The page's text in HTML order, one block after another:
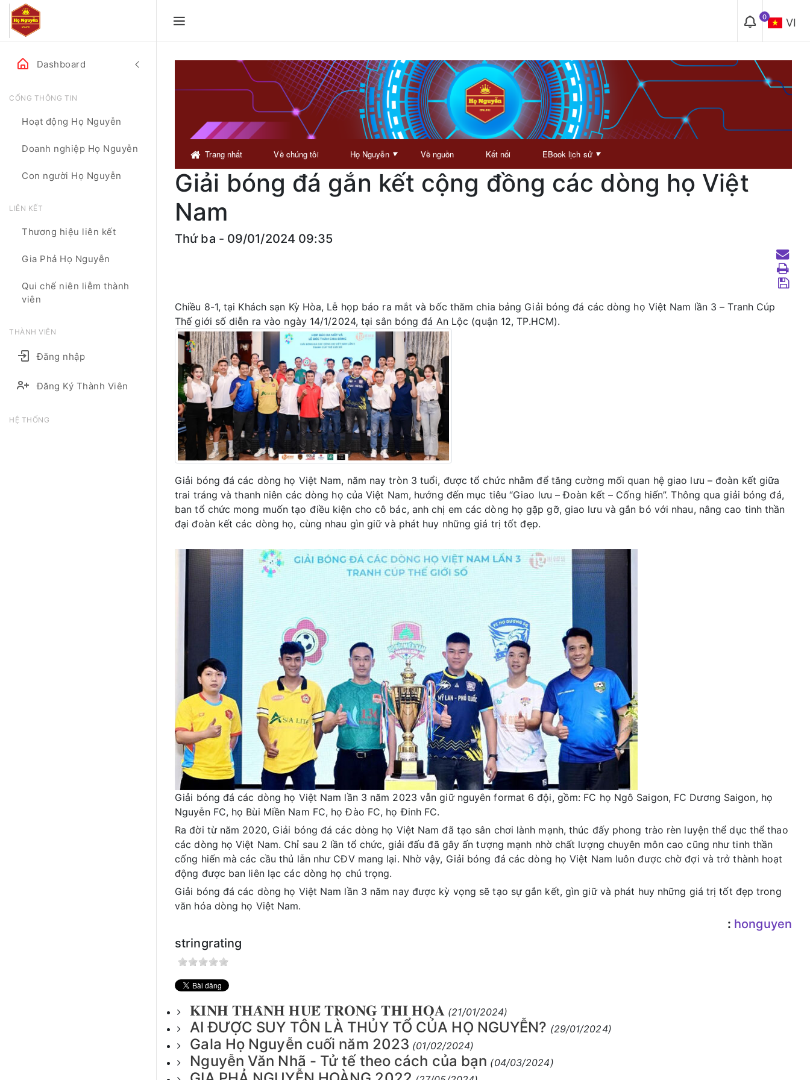
Dashboard
CỔNG THÔNG TIN
Hoạt động Họ Nguyễn
Doanh nghiệp Họ Nguyễn
Con người Họ Nguyễn
LIÊN KẾT
Thương hiệu liên kết
Gia Phả Họ Nguyễn
Qui chế niên liễm thành
viên
THÀNH VIÊN
Đăng nhập
Đăng Ký Thành Viên
HỆ THỐNG
0 VI
Trang nhất Về chúng tôi Họ Nguyễn ▼ Về nguồn Kết nối EBook lịch sử ▼
Giải bóng đá gắn kết cộng đồng các dòng họ Việt
Nam
Thứ ba - 09/01/2024 09:35
Chiều 8-1, tại Khách sạn Kỳ Hòa, Lễ họp báo ra mắt và bốc thăm chia bảng Giải bóng đá các dòng họ Việt Nam lần 3 – Tranh Cúp
Thế giới số diễn ra vào ngày 14/1/2024, tại sân bóng đá An Lộc (quận 12, TP.HCM).
Giải bóng đá các dòng họ Việt Nam, năm nay tròn 3 tuổi, được tổ chức nhằm để tăng cường mối quan hệ giao lưu – đoàn kết giữa
trai tráng và thanh niên các dòng họ của Việt Nam, hướng đến mục tiêu “Giao lưu – Đoàn kết – Cống hiến”. Thông qua giải bóng đá,
ban tổ chức mong muốn tạo điều kiện cho cô bác, anh chị em các dòng họ gặp gỡ, giao lưu và gắn bó với nhau, nâng cao tinh thần
đại đoàn kết các dòng họ, cùng nhau gìn giữ và phát huy những giá trị tốt đẹp.
Giải bóng đá các dòng họ Việt Nam lần 3 năm 2023 vẫn giữ nguyên format 6 đội, gồm: FC họ Ngô Saigon, FC Dương Saigon, họ
Nguyễn FC, họ Bùi Miền Nam FC, họ Đào FC, họ Đinh FC.
Ra đời từ năm 2020, Giải bóng đá các dòng họ Việt Nam đã tạo sân chơi lành mạnh, thúc đấy phong trào rèn luyện thể dục thể thao
các dòng họ Việt Nam. Chỉ sau 2 lần tổ chức, giải đấu đã gây ấn tượng mạnh nhờ chất lượng chuyên môn cao cũng như tinh thần
cống hiến mà các cầu thủ lẫn như CĐV mang lại. Nhờ vậy, Giải bóng đá các dòng họ Việt Nam luôn được chờ đợi và trở thành hoạt
động được ban liên lạc các dòng họ chú trọng.
Giải bóng đá các dòng họ Việt Nam lần 3 năm nay được kỳ vọng sẽ tạo sự gắn kết, gìn giữ và phát huy những giá trị tốt đẹp trong
văn hóa dòng họ Việt Nam.
: honguyen
stringrating
𝐊𝐈𝐍𝐇 𝐓𝐇𝐀̀𝐍𝐇 𝐇𝐔𝐄̂́ 𝐓𝐑𝐎𝐍𝐆 𝐓𝐇𝐈 𝐇𝐎̣𝐀 (21/01/2024)
AI ĐƯỢC SUY TÔN LÀ THỦY TỔ CỦA HỌ NGUYỄN? (29/01/2024)
Gala Họ Nguyễn cuối năm 2023 (01/02/2024)
Nguyễn Văn Nhã - Tử tế theo cách của bạn (04/03/2024)